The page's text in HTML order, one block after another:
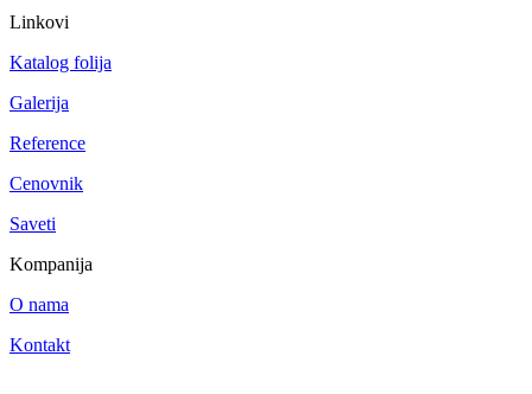
Linkovi
Katalog folija
Galerija
Reference
Cenovnik
Saveti
Kompanija
O nama
Kontakt